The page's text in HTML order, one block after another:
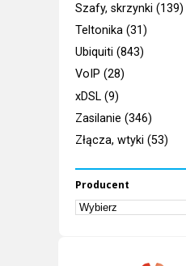
Szafy, skrzynki (139)
Teltonika (31)
Ubiquiti (843)
VoIP (28)
xDSL (9)
Zasilanie (346)
Złącza, wtyki (53)
Producent